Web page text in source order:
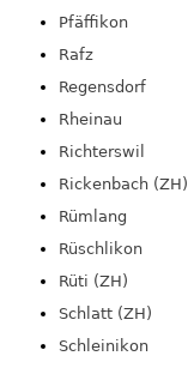
Pfäffikon
Rafz
Regensdorf
Rheinau
Richterswil
Rickenbach (ZH)
Rümlang
Rüschlikon
Rüti (ZH)
Schlatt (ZH)
Schleinikon